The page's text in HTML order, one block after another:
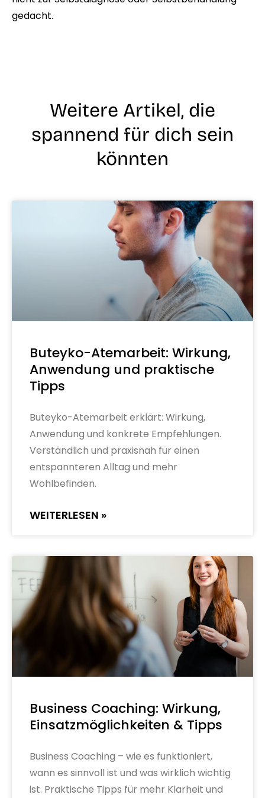
gedacht.
Weitere Artikel, die
spannend für dich sein
könnten
Buteyko-Atemarbeit: Wirkung,
Anwendung und praktische
Tipps
Buteyko-Atemarbeit erklärt: Wirkung,
Anwendung und konkrete Empfehlungen.
Verständlich und praxisnah für einen
entspannteren Alltag und mehr
Wohlbefinden.
WEITERLESEN »
Business Coaching: Wirkung,
Einsatzmöglichkeiten & Tipps
Business Coaching – wie es funktioniert,
wann es sinnvoll ist und was wirklich wichtig
ist. Praktische Tipps für mehr Klarheit und